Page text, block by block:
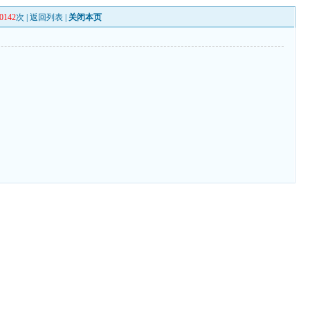
次 |返回列表 关闭本页